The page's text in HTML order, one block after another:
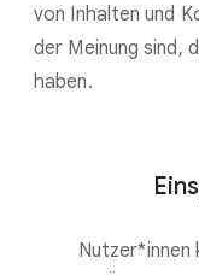
von Inhalten und
der Meinung sind,
haben.
Nutzer*innen